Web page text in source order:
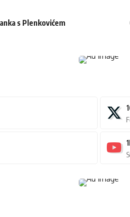
s Plenkovićem